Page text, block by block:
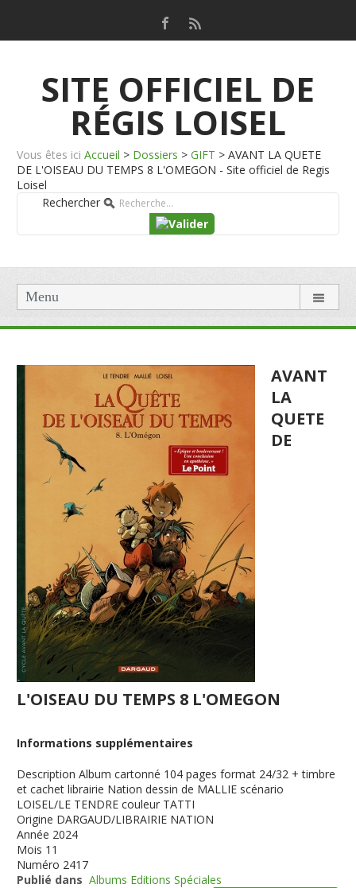
SITE OFFICIEL DE
RÉGIS LOISEL
Vous êtes ici Accueil > Dossiers > GIFT > AVANT LA QUETE
DE L'OISEAU DU TEMPS 8 L'OMEGON - Site officiel de Regis
Loisel
Rechercher
Menu
AVANT
LA
QUETE
DE
L'OISEAU DU TEMPS 8 L'OMEGON
Informations supplémentaires
Description Album cartonné 104 pages format 24/32 + timbre
et cachet librairie Nation dessin de MALLIE scénario
LOISEL/LE TENDRE couleur TATTI
Origine DARGAUD/LIBRAIRIE NATION
Année 2024
Mois 11
Numéro 2417
Publié dans Albums Editions Spéciales